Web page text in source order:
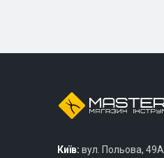
Київ: вул. Польова, 49А